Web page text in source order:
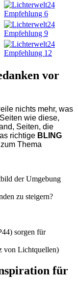
vor
nichts mehr, was
wie diese,
Seiten, die
richtige BLING
Thema
der Umgebung
zu steigern?
sorgen für
von Lichtquellen)
für